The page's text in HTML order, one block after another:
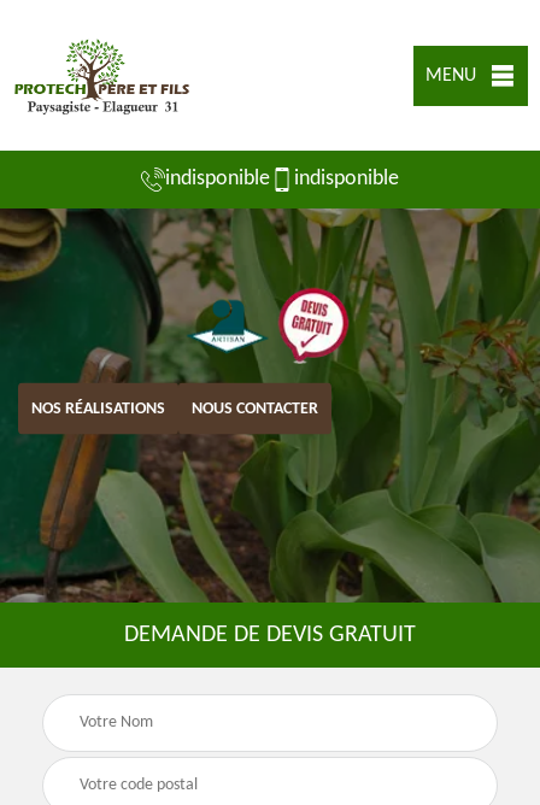
MENU
indisponible indisponible
NOS RÉALISATIONS NOUS CONTACTER
DEMANDE DE DEVIS GRATUIT